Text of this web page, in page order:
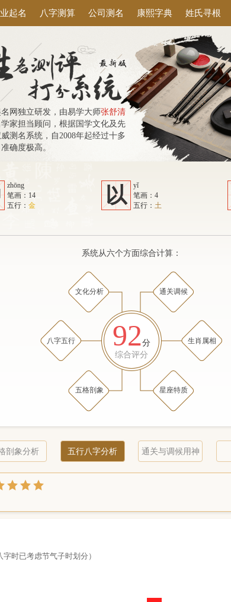
起名 八字测算 公司测名 康熙字典 姓氏寻根
网独立研发，由易学大师张舒清
家担当顾问，根据国学文化及先
测名系统，自2008年起经过十多
确度极高。
zhōng
笔画：14
五行：金 以
yǐ
笔画：4
五行： 土
系统从六个方面综合计算：
八字五行
文化分析
五格剖象
生肖属相
通关调候
星座特质
92分
综合评分
剖象分析 五行八字分析 通关与调候用神
字时已考虑节气子时划分）